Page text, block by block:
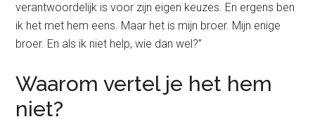
verantwoordelijk is voor zijn eigen keuzes. En ergens ben
ik het met hem eens. Maar het is mijn broer. Mijn enige
broer. En als ik niet help, wie dan wel?”
Waarom vertel je het hem
niet?